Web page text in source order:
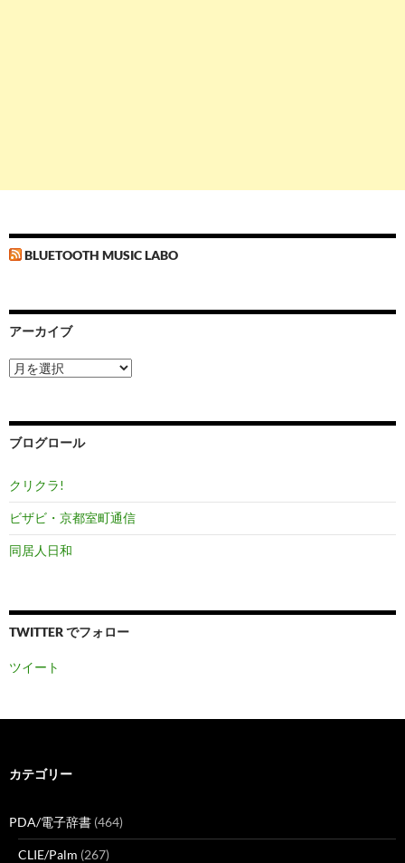
BLUETOOTH MUSIC LABO
アーカイブ
ア
ー
ブ
ブログロール
クリクラ!
ビザビ・京都室町通信
同居人日和
TWITTER でフォロー
ツイート
カテゴリー
PDA/電子辞書 (464)
CLIE/Palm (267)